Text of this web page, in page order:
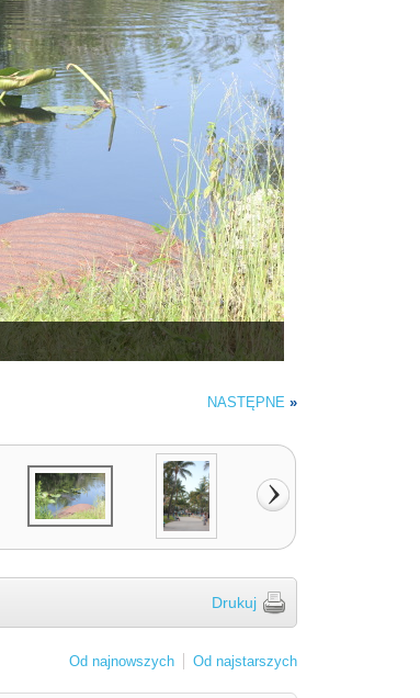
NASTĘPNE »
Drukuj
Od najnowszych Od najstarszych